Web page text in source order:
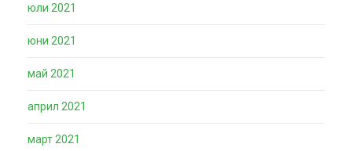
юли 2021
юни 2021
май 2021
април 2021
март 2021